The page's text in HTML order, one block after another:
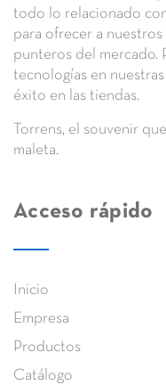
todo lo relacionado
para ofrecer a
punteros del mercado.
tecnologías en
éxito en las tiendas.
Torrens, el souvenir
maleta.
Acceso rápido
Inicio
Empresa
Productos
Catálogo